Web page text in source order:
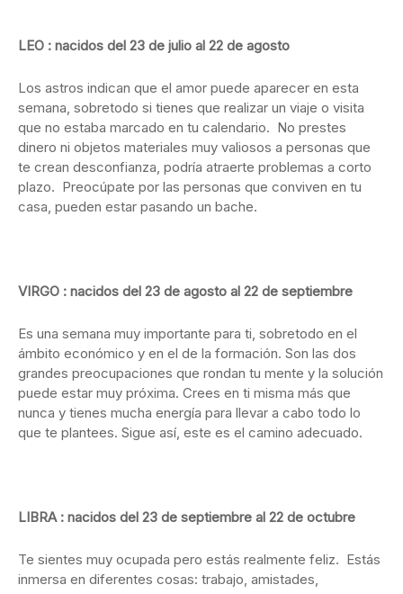
LEO : nacidos del 23 de julio al 22 de agosto
Los astros indican que el amor puede aparecer en esta
semana, sobretodo si tienes que realizar un viaje o visita
que no estaba marcado en tu calendario. No prestes
dinero ni objetos materiales muy valiosos a personas que
te crean desconfianza, podría atraerte problemas a corto
plazo. Preocúpate por las personas que conviven en tu
casa, pueden estar pasando un bache.
VIRGO : nacidos del 23 de agosto al 22 de septiembre
Es una semana muy importante para ti, sobretodo en el
ámbito económico y en el de la formación. Son las dos
grandes preocupaciones que rondan tu mente y la solución
puede estar muy próxima. Crees en ti misma más que
nunca y tienes mucha energía para llevar a cabo todo lo
que te plantees. Sigue así, este es el camino adecuado.
LIBRA : nacidos del 23 de septiembre al 22 de octubre
Te sientes muy ocupada pero estás realmente feliz. Estás
inmersa en diferentes cosas: trabajo, amistades,